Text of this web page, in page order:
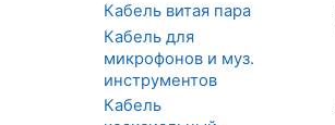
Кабель витая пара
Кабель для
микрофонов и муз.
инструментов
Кабель